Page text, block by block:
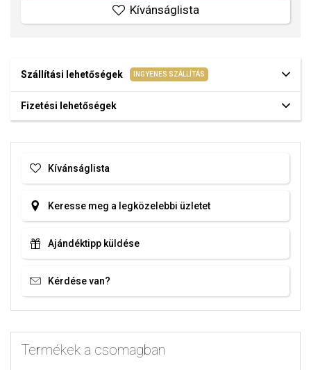
Kívánságlista
Szállítási lehetőségek INGYENES SZÁLLÍTÁS
Fizetési lehetőségek
Kívánságlista
Keresse meg a legközelebbi üzletet
Ajándéktipp küldése
Kérdése van?
Termékek a csomagban